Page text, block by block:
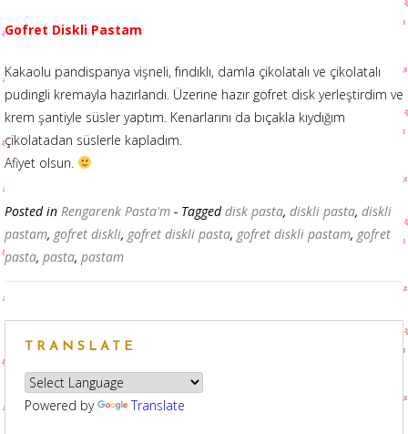
Gofret Diskli Pastam
Kakaolu pandispanya vişneli, fındıklı, damla çikolatalı ve çikolatalı
pudingli kremayla hazırlandı. Üzerine hazır gofret disk yerleştirdim ve
krem şantiyle süsler yaptım. Kenarlarını da bıçakla kıydığım
çikolatadan süslerle kapladım.
Afiyet olsun.
Posted in Rengarenk Pasta'm - Taggeddisk pasta, diskli pasta, diskli
pastam, gofret diskli, gofret diskli pasta, gofret diskli pastam, gofret
pasta, pasta, pastam
TRANSLATE
Powered by Translate